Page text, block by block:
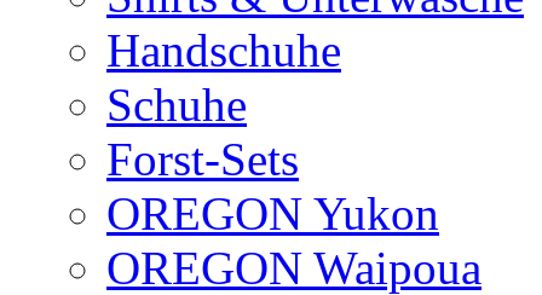
Handschuhe
Schuhe
Forst-Sets
OREGON Yukon
OREGON Waipoua